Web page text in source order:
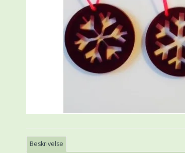
Beskrivelse